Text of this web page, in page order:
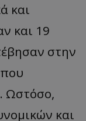
και
και 19
στην
Ωστόσο,
και